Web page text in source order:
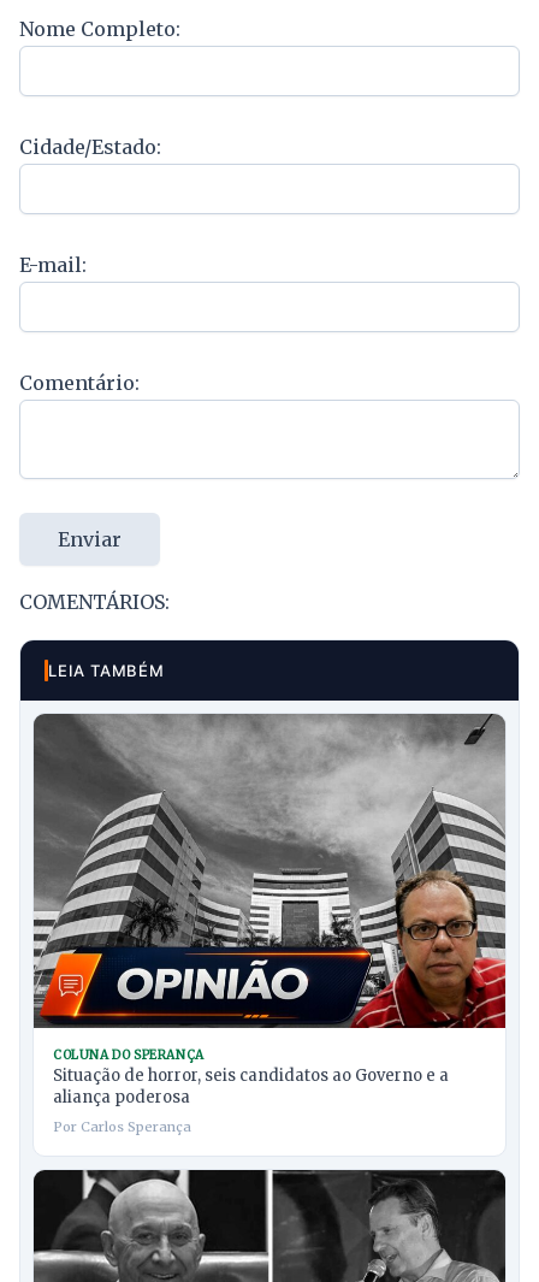
Nome Completo:
Cidade/Estado:
E-mail:
Comentário:
Enviar
COMENTÁRIOS:
LEIA TAMBÉM
COLUNA DO SPERANÇA
Situação de horror, seis candidatos ao Governo e a
aliança poderosa
Por Carlos Sperança